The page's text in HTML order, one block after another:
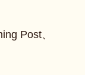
Post、